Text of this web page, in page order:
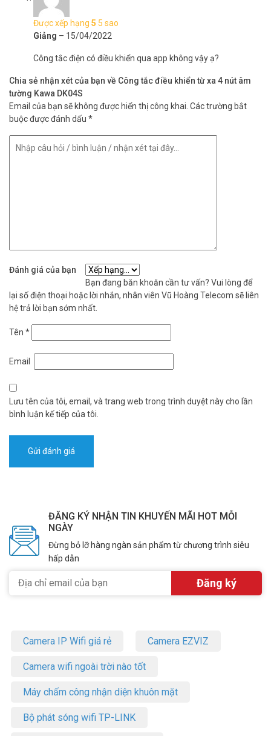
– (08) 3962 5555 – (04) 6256 1111 – (04) 3273 6666
trợ giá tốt nhất.
Được xếp hạng 5 5 sao
Giảng – 15/04/2022
Công tắc điện có điều khiển qua app không vậy ạ?
Chia sẻ nhận xét của bạn về Công tắc điều khiển từ xa 4 nút âm
tường Kawa DK04S
Email của bạn sẽ không được hiển thị công khai. Các trường bắt
buộc được đánh dấu *
Đánh giá của bạn
Bạn đang băn khoăn cần tư vấn? Vui lòng để
lại số điện thoại hoặc lời nhắn, nhân viên Vũ Hoàng Telecom sẽ liên
hệ trả lời bạn sớm nhất.
Tên *
Email
Lưu tên của tôi, email, và trang web trong trình duyệt này cho lần
bình luận kế tiếp của tôi.
ĐĂNG KÝ NHẬN TIN KHUYẾN MÃI HOT MỖI
NGÀY
Đừng bỏ lỡ hàng ngàn sản phẩm từ chương trình siêu
hấp dẫn
Camera IP Wifi giá rẻ Camera EZVIZ
Camera wifi ngoài trời nào tốt
Máy chấm công nhận diện khuôn mặt
Bộ phát sóng wifi TP-LINK